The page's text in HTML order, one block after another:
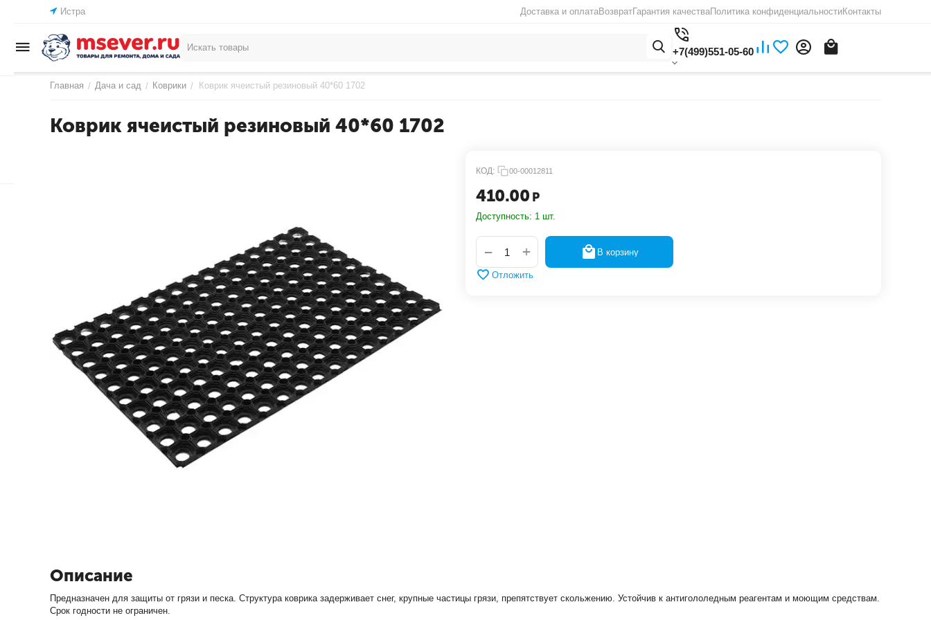
Истра Доставка и оплатаВозвратГарантия качестваПолитика конфиденциальностиКонтакты
+7(499)551-05-60
Главная / Дача и сад / Коврики / Коврик ячеистый резиновый 40*60 1702
Коврик ячеистый резиновый 40*60 1702
КОД: 00-00012811
410.00 Р
Доступность: 1 шт.
+
− В корзину
Отложить
Описание
Предназначен для защиты от грязи и песка. Структура коврика задерживает снег, крупные частицы грязи, препятствует скольжению. Устойчив к антигололедным реагентам и моющим средствам.
Срок годности не ограничен.